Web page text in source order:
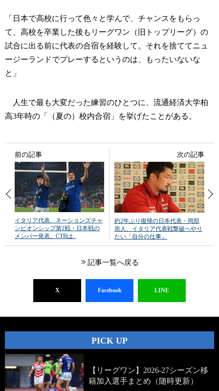
「日本で高校に行って色々と学んで、チャンスをもらっ
て、高校を卒業した後もリーグワン（旧トップリーグ）の
試合に出る前に代表の合宿を経験して。それを捨ててニュ
ージーランドでプレーするというのは、もったいないな
と」
人生で最も大変だった練習のひとつに、流通経済大学柏
高3年時の「（夏の）校内合宿」を挙げたことがある。
前の記事
イタリア代表、ネーションズチャ
ンピオンシップ第1戦・日本戦の
メンバー発表。CTBは..
次の記事
約2年ぶり復帰の日本代表・岡部
崇人、イタリア代表戦撃破へやり
たい「自分の仕事」
記事一覧へ戻る
X Facebook LINE
PICK UP
【リーグワン】2026-27シーズン移
籍加入選手まとめ（随時更新）